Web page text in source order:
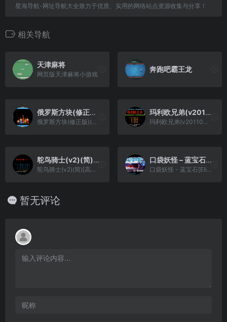
星海导航-网址导航大全致力于优质、实用的网络站点资源收集与分享！
相关导航
天津麻将
网页版天津麻将小游戏
奔跑吧霸王龙
俄罗斯方块(修正版)(简)[8GUA+MS](US)[PUZ](0.5Mb)
俄罗斯方块(修正版)(简)[8GUA+MS](US)[PUZ](0.5Mb)
玛利欧兄弟(v20110401)(繁)[Nokoh](JUE)[ACT](0.37Mb)
玛利欧兄弟(v20110401)(繁)[Nokoh](JUE)[ACT](0.37Mb)
鸵鸟骑士(v2)(简)[高伟](JP)[ACT](0.18Mb)
鸵鸟骑士(v2)(简)[高伟](JP)[ACT](0.18Mb)
口袋妖怪 – 蓝宝石[Elite&口袋妖怪网](386)(简)(JP)(64.98Mb)
口袋妖怪 - 蓝宝石[Elite&口袋妖怪网](386)(简)(JP)(64.98Mb)
暂无评论